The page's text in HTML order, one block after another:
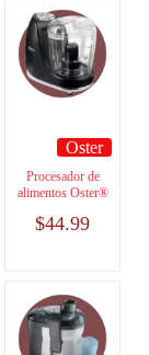
Oster
Procesador de
alimentos Oster®
$44.99